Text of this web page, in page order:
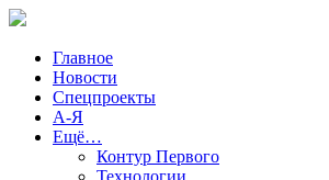
Главное
Новости
Спецпроекты
А-Я
Ещё…
Контур Первого
Технологии